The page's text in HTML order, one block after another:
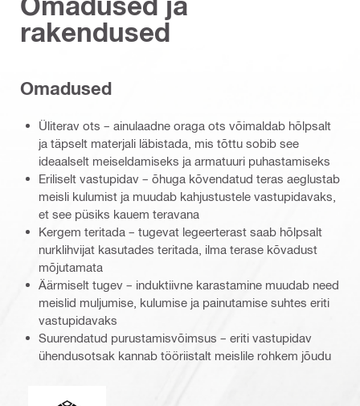
rakendused
Omadused
Üliterav ots – ainulaadne oraga ots võimaldab hõlpsalt
ja täpselt materjali läbistada, mis tõttu sobib see
ideaalselt meiseldamiseks ja armatuuri puhastamiseks
Eriliselt vastupidav – õhuga kõvendatud teras aeglustab
meisli kulumist ja muudab kahjustustele vastupidavaks,
et see püsiks kauem teravana
Kergem teritada – tugevat legeerterast saab hõlpsalt
nurklihvijat kasutades teritada, ilma terase kõvadust
mõjutamata
Äärmiselt tugev – induktiivne karastamine muudab need
meislid muljumise, kulumise ja painutamise suhtes eriti
vastupidavaks
Suurendatud purustamisvõimsus – eriti vastupidav
ühendusotsak kannab tööriistalt meislile rohkem jõudu
Liitepea